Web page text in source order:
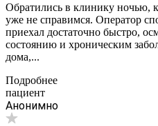
Обратились в клинику ночью,
уже не справимся. Оператор
приехал достаточно быстро,
состоянию и хроническим
дома,...
Подробнее
пациент
Анонимно